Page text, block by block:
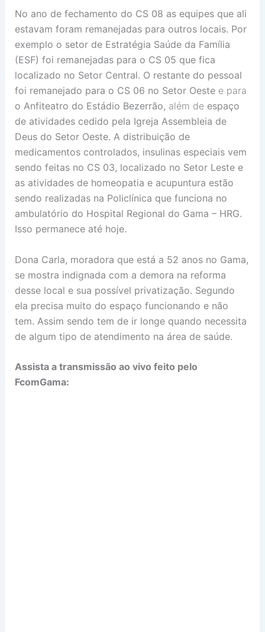
No ano de fechamento do CS 08 as equipes que ali
estavam foram remanejadas para outros locais. Por
exemplo o setor de Estratégia Saúde da Família
(ESF) foi remanejadas para o CS 05 que fica
localizado no Setor Central. O restante do pessoal
foi remanejado para o CS 06 no Setor Oeste e para
o Anfiteatro do Estádio Bezerrão, além deespaço
de atividades cedido pela Igreja Assembleia de
Deus do Setor Oeste. A distribuição de
medicamentos controlados, insulinas especiais vem
sendo feitas no CS 03, localizado no Setor Leste e
as atividades de homeopatia e acupuntura estão
sendo realizadas na Policlínica que funciona no
ambulatório do Hospital Regional do Gama – HRG.
Isso permanece até hoje.
Dona Carla, moradora que está a 52 anos no Gama,
se mostra indignada com a demora na reforma
desse local e sua possível privatização. Segundo
ela precisa muito do espaço funcionando e não
tem. Assim sendo tem de ir longe quando necessita
de algum tipo de atendimento na área de saúde.
Assista a transmissão ao vivo feito pelo
FcomGama: